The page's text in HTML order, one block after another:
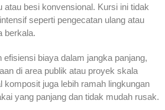
atau besi konvensional. Kursi ini tidak
seperti pengecatan ulang atau
berkala.
efisiensi biaya dalam jangka panjang,
di area publik atau proyek skala
komposit juga lebih ramah lingkungan
yang panjang dan tidak mudah rusak.